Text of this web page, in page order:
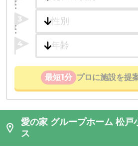
3
4
最短1分 プロに施設を提
愛の家 グループホーム 松戸
ス